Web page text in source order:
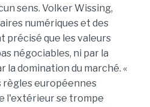
sens. Volker Wissing,
numériques et des
précisé que les valeurs
négociables, ni par la
la domination du marché. «
règles européennes
l'extérieur se trompe